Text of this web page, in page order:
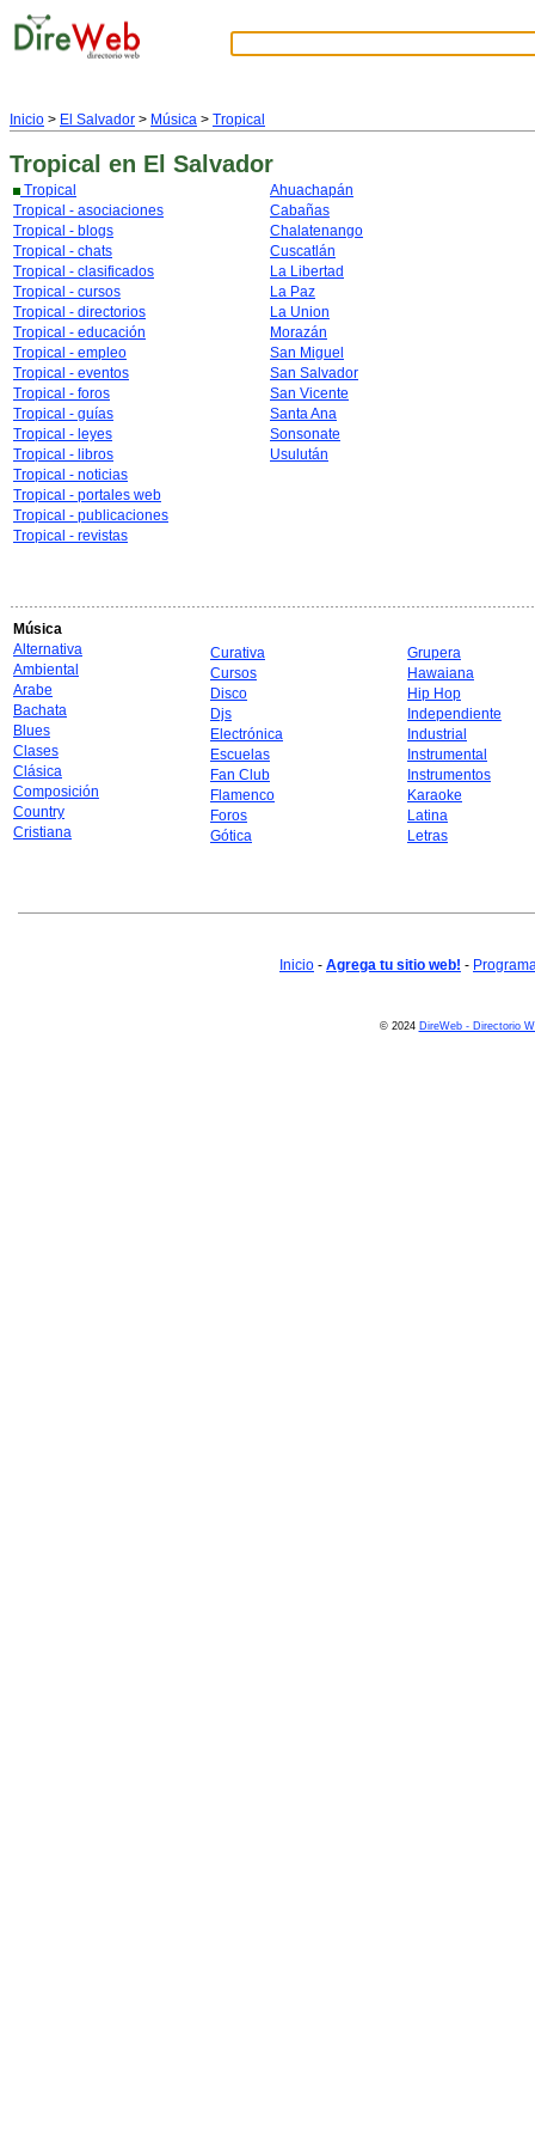
Inicio > El Salvador > Música > Tropical
Tropical en El Salvador
Tropical
Tropical - asociaciones
Tropical - blogs
Tropical - chats
Tropical - clasificados
Tropical - cursos
Tropical - directorios
Tropical - educación
Tropical - empleo
Tropical - eventos
Tropical - foros
Tropical - guías
Tropical - leyes
Tropical - libros
Tropical - noticias
Tropical - portales web
Tropical - publicaciones
Tropical - revistas
Ahuachapán
Cabañas
Chalatenango
Cuscatlán
La Libertad
La Paz
La Union
Morazán
San Miguel
San Salvador
San Vicente
Santa Ana
Sonsonate
Usulután
Música
Alternativa
Ambiental
Arabe
Bachata
Blues
Clases
Clásica
Composición
Country
Cristiana
Curativa
Cursos
Disco
Djs
Electrónica
Escuelas
Fan Club
Flamenco
Foros
Gótica
Grupera
Hawaiana
Hip Hop
Independiente
Industrial
Instrumental
Instrumentos
Karaoke
Latina
Letras
Inicio - Agrega tu sitio web! -
© 2024 DireWeb - Directorio